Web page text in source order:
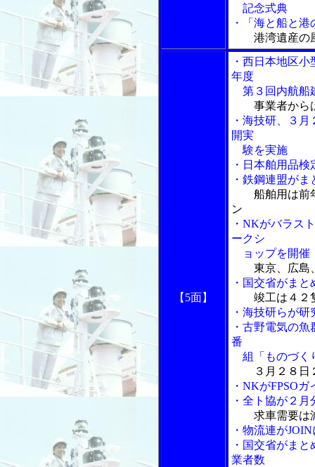
記念式典
・「海と船と
港湾遺産
【5面】
・西日本地区
年度
第３回内航船
事業者から
・海技研、３
開実
験を実施
・日本舶用品
・鉄鋼連盟が
船舶用は前
ン
・NKがバラス
ークシ
ョップを開催
東京、広島
・国交省がま
竣工は４２
・海技研らが
・古野電気の
番
組「ものづく
３月２８日
・NKがFPSO
・全ト協が２
求車需要は
・物流連が
・国交省がま
業者数